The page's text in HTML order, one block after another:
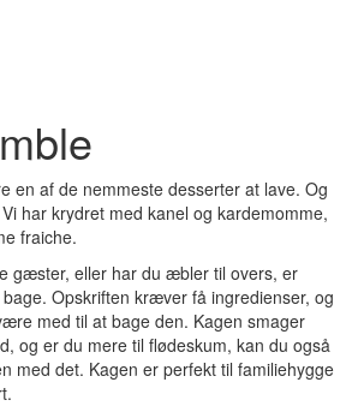
af de nemmeste desserter at lave. Og
har krydret med kanel og kardemomme,
fraiche.
gæster, eller har du æbler til overs, er
Opskriften kræver få ingredienser, og
med til at bage den. Kagen smager
og er du mere til flødeskum, kan du også
med det. Kagen er perfekt til familiehygge